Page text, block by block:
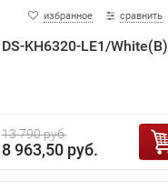
избранное сравнить
DS-KH6320-LE1/White(B)
13 790 руб.
8 963,50 руб.